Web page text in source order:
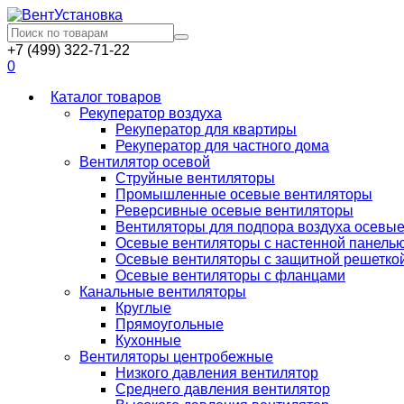
+7 (499) 322-71-22
0
Каталог товаров
Рекуператор воздуха
Рекуператор для квартиры
Рекуператор для частного дома
Вентилятор осевой
Струйные вентиляторы
Промышленные осевые вентиляторы
Реверсивные осевые вентиляторы
Вентиляторы для подпора воздуха осевые
Осевые вентиляторы с настенной
Осевые вентиляторы с защитной
Осевые вентиляторы с фланцами
Канальные вентиляторы
Круглые
Прямоугольные
Кухонные
Вентиляторы центробежные
Низкого давления вентилятор
Среднего давления вентилятор